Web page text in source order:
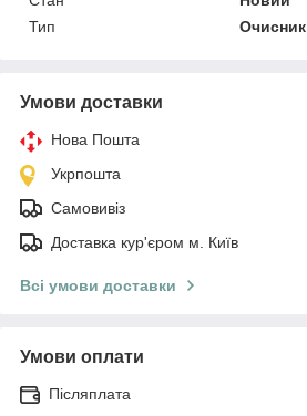
Тип
Очисник
Умови доставки
Нова Пошта
Укрпошта
Самовивіз
Доставка кур'єром м. Київ
Всі умови доставки
Умови оплати
Післяплата